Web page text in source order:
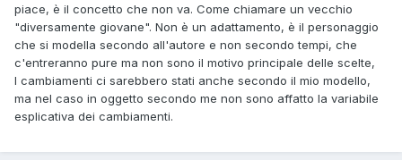
piace, è il concetto che non va. Come chiamare un vecchio
"diversamente giovane". Non è un adattamento, è il personaggio
che si modella secondo all'autore e non secondo tempi, che
c'entreranno pure ma non sono il motivo principale delle scelte,
I cambiamenti ci sarebbero stati anche secondo il mio modello,
ma nel caso in oggetto secondo me non sono affatto la variabile
esplicativa dei cambiamenti.